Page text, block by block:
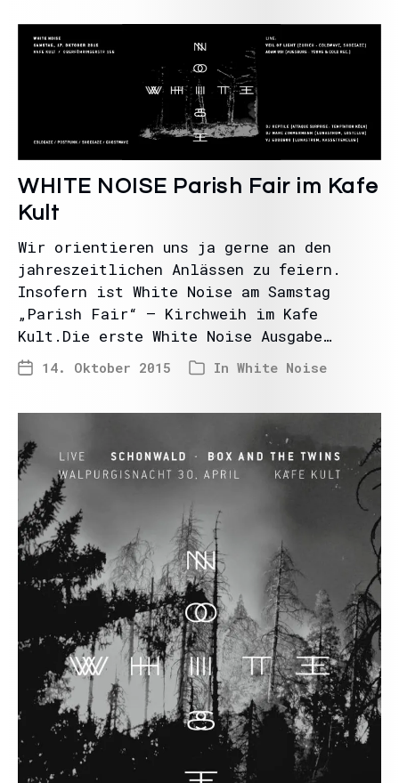
WHITE NOISE Parish Fair im Kafe
Kult
Wir orientieren uns ja gerne an den
jahreszeitlichen Anlässen zu feiern.
Insofern ist White Noise am Samstag
„Parish Fair“ – Kirchweih im Kafe
Kult.Die erste White Noise Ausgabe…
14. Oktober 2015 In White Noise